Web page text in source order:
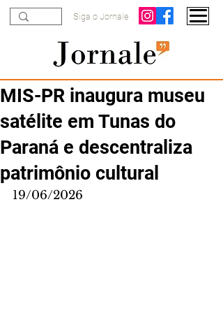
Siga o Jornale
MIS-PR inaugura museu
satélite em Tunas do
Paraná e descentraliza
patrimônio cultural
19/06/2026